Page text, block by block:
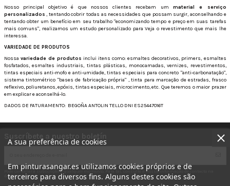
Nosso principal objetivo é que nossos clientes recebam um material e serviço
personalizados , tentando cobrir todas as necessidades que possam surgir, aconselhando e
tentando obter um benefício em seu trabalho "economizando tempo e preço em suas tarefas
mais comuns", realizamos um estudo personalizado para Veja o revestimento que mais lhe
interessa.
VARIEDADE DE PRODUTOS
Nossa variedade de produtos inclui itens como: esmaltes decorativos, primers, esmaltes
fosfatados, esmaltes industriais, tintas plásticas, monocamadas, vernizes, revestimentos,
tintas especiais anti-mofo e anti-umidade, tintas especiais para concreto "anti-carbonatação",
sistema tintométrico "bases de fabricação própria" , tinta para marcação de estradas, frasco
reflexivo, poliuretanos, epóxis, tintas especiais, microcimento, etc. Que teremos o maior prazer
em explicar e aconselhá-lo.
DADOS DE FATURAMENTO:BEGOÑA ANTOLIN TELLO DNI ES25447016T
Suscríbete a nuestro boletín
Pode cancelar a subscrição a qualquer momento. Para tal, consulte a nossa informação de contacto na
declaração legal.
A sua preferência de cookies
Em pinturasangar.es utilizamos cookies próprios e de
terceiros para diversos fins. Alguns destes cookies são